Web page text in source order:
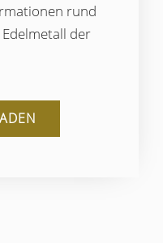
rund
der